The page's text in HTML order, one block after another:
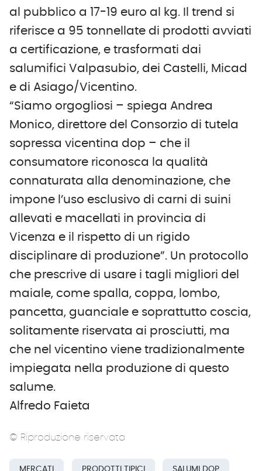
al pubblico a 17-19 euro al kg. Il trend si
riferisce a 95 tonnellate di prodotti avviati
a certificazione, e trasformati dai
salumifici Valpasubio, dei Castelli, Micad
e di Asiago/Vicentino.
“Siamo orgogliosi – spiega Andrea
Monico, direttore del Consorzio di tutela
sopressa vicentina dop – che il
consumatore riconosca la qualità
connaturata alla denominazione, che
impone l’uso esclusivo di carni di suini
allevati e macellati in provincia di
Vicenza e il rispetto di un rigido
disciplinare di produzione”. Un protocollo
che prescrive di usare i tagli migliori del
maiale, come spalla, coppa, lombo,
pancetta, guanciale e soprattutto coscia,
solitamente riservata ai prosciutti, ma
che nel vicentino viene tradizionalmente
impiegata nella produzione di questo
salume.
Alfredo Faieta
© Riproduzione riservata
MERCATI PRODOTTI TIPICI SALUMI DOP